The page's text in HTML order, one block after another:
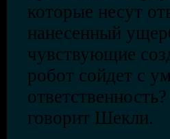
которые несут
нанесенный
чувствующие
робот сойдет с
говорит Шекли.